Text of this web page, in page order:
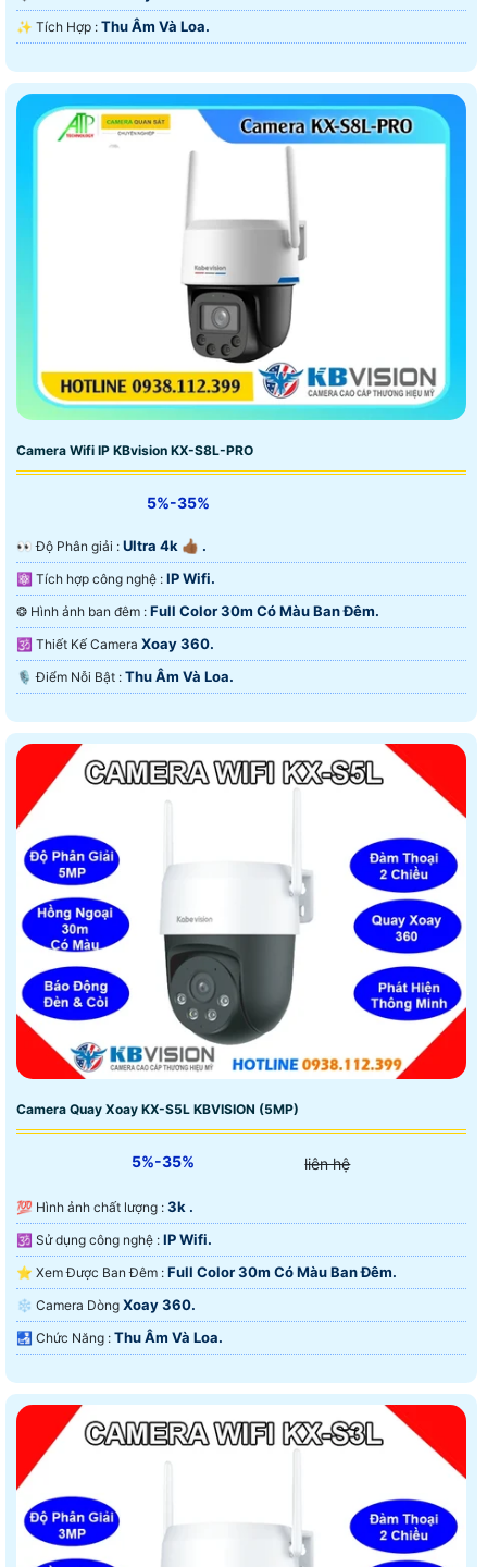
️✨ Tích Hợp : Thu Âm Và Loa.
Camera Wifi IP KBvision KX-S8L-PRO
5%-35%
️👀 Độ Phân giải : Ultra 4k 👍🏾 .
⚛️ Tích hợp công nghệ : IP Wifi.
❂ Hình ảnh ban đêm : Full Color 30m Có Màu Ban Ðêm.
🕉️ Thiết Kế Camera Xoay 360.
️🎙 Điểm Nỗi Bật : Thu Âm Và Loa.
Camera Quay Xoay KX-S5L KBVISION (5MP)
5%-35% liên hệ
💯 Hình ảnh chất lượng : 3k .
🕉️ Sử dụng công nghệ : IP Wifi.
⭐ Xem Được Ban Đêm : Full Color 30m Có Màu Ban Ðêm.
❄ Camera Dòng Xoay 360.
️🛃 Chức Năng : Thu Âm Và Loa.